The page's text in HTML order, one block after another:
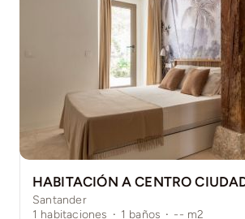
HABITACIÓN A CENTRO
Santander
1 habitaciones · 1 baños · -- m2